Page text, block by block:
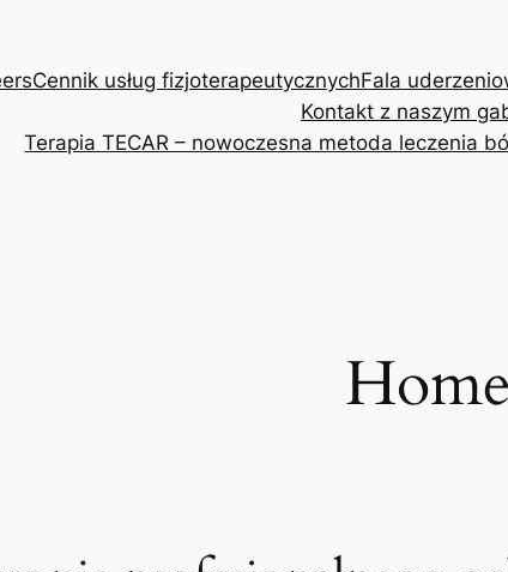
Cennik usług fizjoterapeutycznychFala
Kontakt z naszym
Terapia TECAR – nowoczesna metoda leczenia
Home